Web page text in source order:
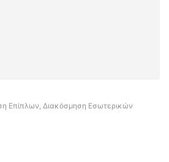
Επίπλων, Διακόσμηση Εσωτερικών